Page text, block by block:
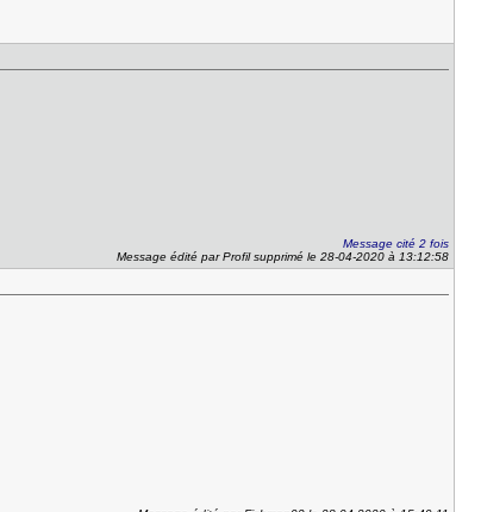
Message cité 2 fois
Message édité par Profil supprimé le 28-04-2020 à 13:12:58